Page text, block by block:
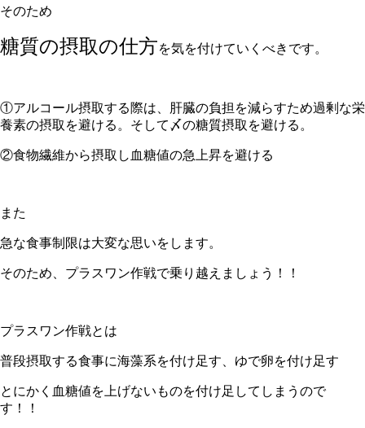
そのため
糖質の摂取の仕方を気を付けていくべきです。
①アルコール摂取する際は、肝臓の負担を減らすため過剰な栄
養素の摂取を避ける。そして〆の糖質摂取を避ける。
②食物繊維から摂取し血糖値の急上昇を避ける
また
急な食事制限は大変な思いをします。
そのため、プラスワン作戦で乗り越えましょう！！
プラスワン作戦とは
普段摂取する食事に海藻系を付け足す、ゆで卵を付け足す
とにかく血糖値を上げないものを付け足してしまうので
す！！